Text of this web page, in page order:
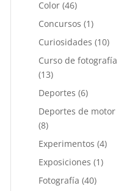
Color (46)
Concursos (1)
Curiosidades (10)
Curso de fotografía
(13)
Deportes (6)
Deportes de motor
(8)
Experimentos (4)
Exposiciones (1)
Fotografía (40)